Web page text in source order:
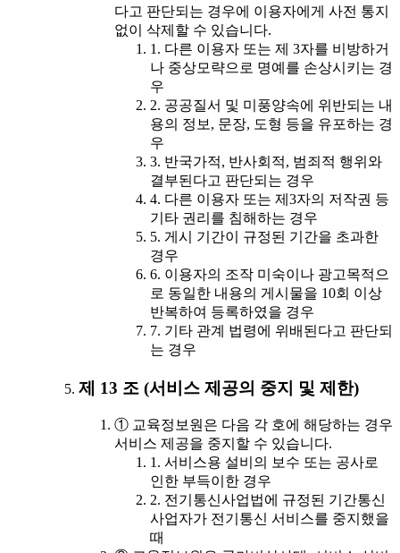
다고 판단되는 경우에 이용자에게 사전 통지
없이 삭제할 수 있습니다.
1. 다른 이용자 또는 제 3자를 비방하거
나 중상모략으로 명예를 손상시키는 경
우
2. 공공질서 및 미풍양속에 위반되는 내
용의 정보, 문장, 도형 등을 유포하는 경
우
3. 반국가적, 반사회적, 범죄적 행위와
결부된다고 판단되는 경우
4. 다른 이용자 또는 제3자의 저작권 등
기타 권리를 침해하는 경우
5. 게시 기간이 규정된 기간을 초과한
경우
6. 이용자의 조작 미숙이나 광고목적으
로 동일한 내용의 게시물을 10회 이상
반복하여 등록하였을 경우
7. 기타 관계 법령에 위배된다고 판단되
는 경우
제 13 조 (서비스 제공의 중지 및 제한)
① 교육정보원은 다음 각 호에 해당하는 경우
서비스 제공을 중지할 수 있습니다.
1. 서비스용 설비의 보수 또는 공사로
인한 부득이한 경우
2. 전기통신사업법에 규정된 기간통신
사업자가 전기통신 서비스를 중지했을
때